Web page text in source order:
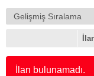
İlan bulunamadı.